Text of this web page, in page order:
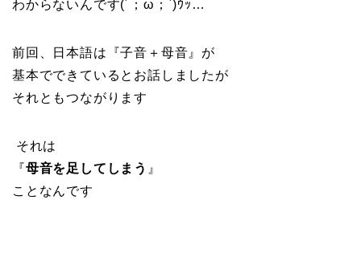
わからないんです(´；ω；`)ｳｯ…
前回、日本語は『子音＋母音』が
基本でできているとお話しましたが
それともつながります
それは
『母音を足してしまう 』
ことなんです